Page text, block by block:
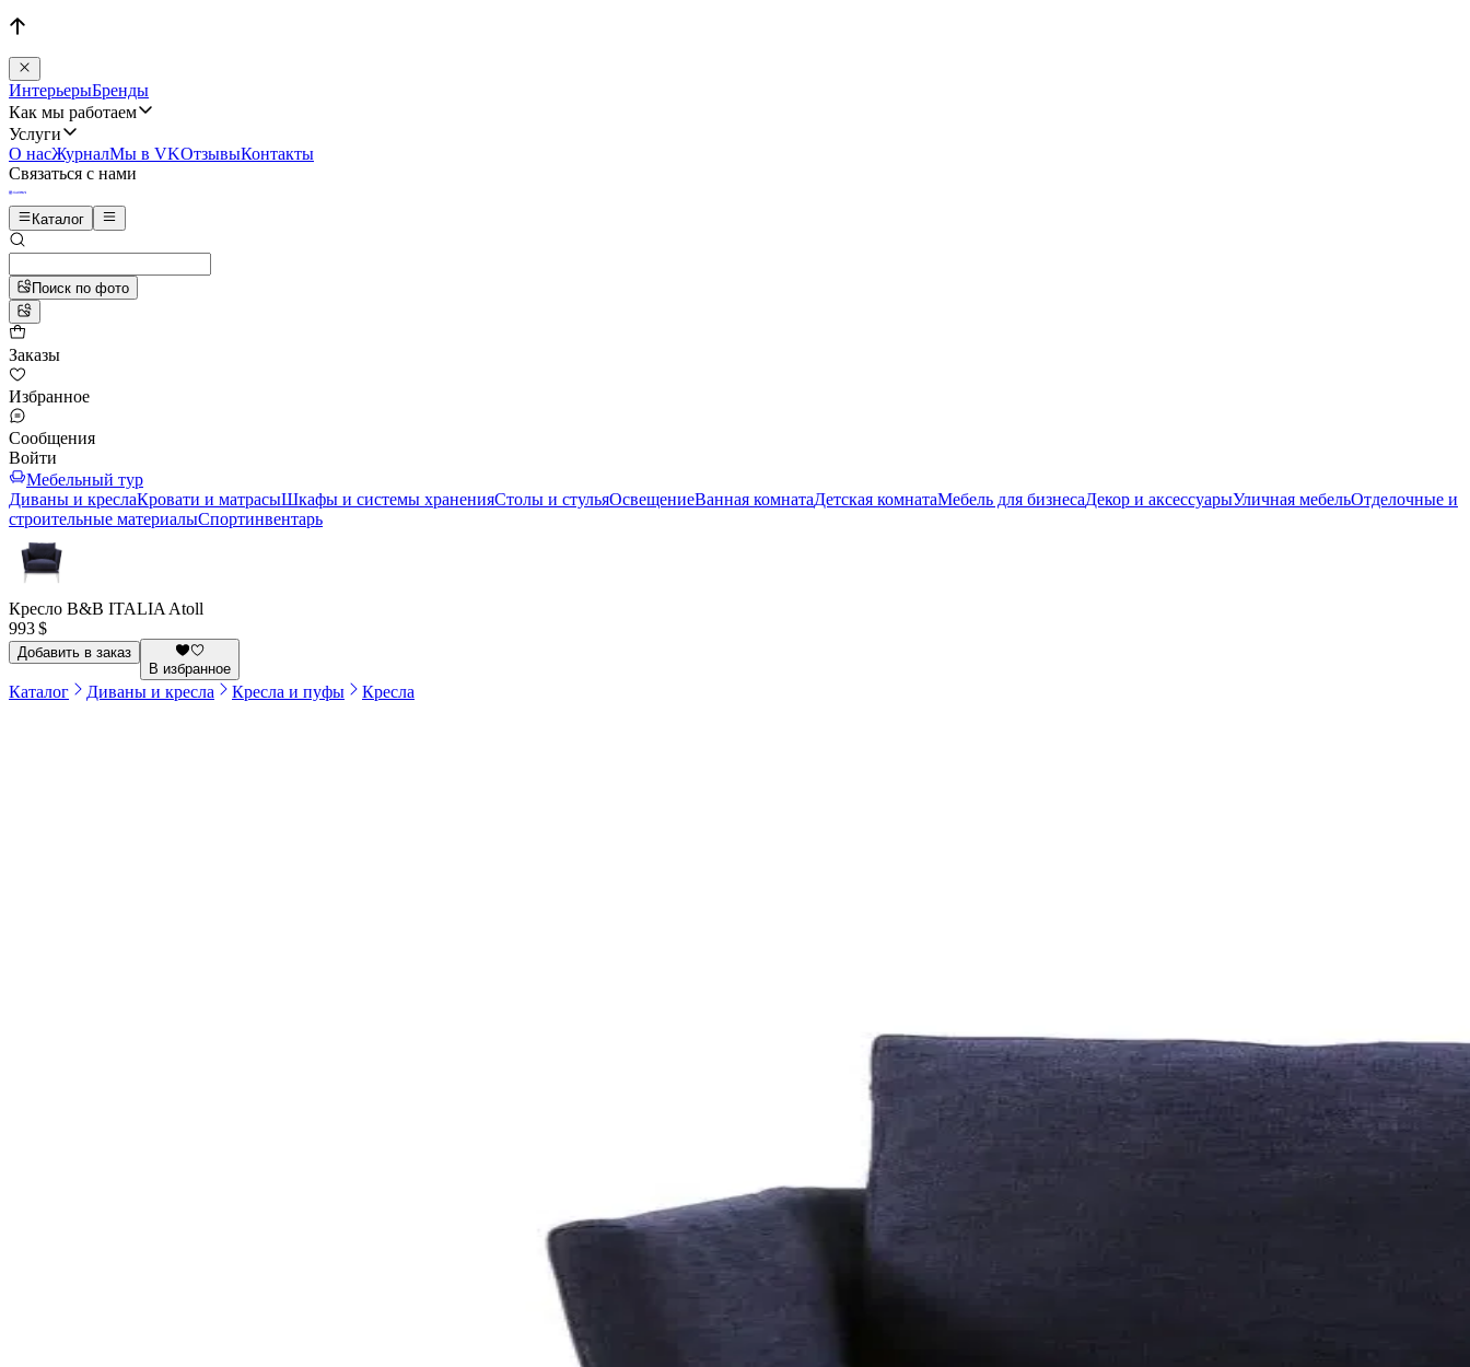
ИнтерьерыБренды
Как мы работаем
Услуги
О насЖурналМы в VKОтзывыКонтакты
Связаться с нами
Каталог
Поиск по фото
Заказы
Избранное
Сообщения
Войти
Мебельный тур
Диваны и креслаКровати и матрасыШкафы и системы храненияСтолы и стульяОсвещениеВанная комнатаДетская комнатаМебель для бизнесаДекор и аксессуарыУличная мебельОтделочные и
строительные материалыСпортинвентарь
Кресло B&B ITALIA Atoll
993 $
Добавить в заказ
В избранное
Каталог Диваны и кресла Кресла и пуфы Кресла